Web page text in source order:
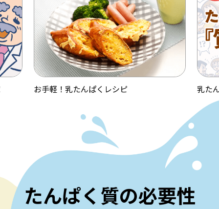
乳たんぱくについてマンガで学ぼう！ お手
たんぱく質の必要性